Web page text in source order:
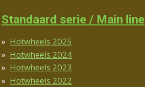
Standaard serie / Main line
Hotwheels 2025
Hotwheels 2024
Hotwheels 2023
Hotwheels 2022